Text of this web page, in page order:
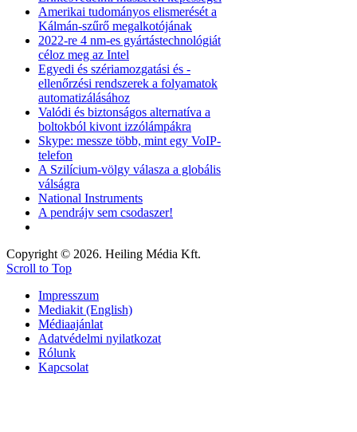
Amerikai tudományos elismerését a
Kálmán-szűrő megalkotójának
2022-re 4 nm-es gyártástechnológiát
céloz meg az Intel
Egyedi és szériamozgatási és -
ellenőrzési rendszerek a folyamatok
automatizálásához
Valódi és biztonságos alternatíva a
boltokból kivont izzólámpákra
Skype: messze több, mint egy VoIP-
telefon
A Szilícium-völgy válasza a globális
válságra
National Instruments
A pendrájv sem csodaszer!
Copyright © 2026. Heiling Média Kft.
Scroll to Top
Impresszum
Mediakit (English)
Médiaajánlat
Adatvédelmi nyilatkozat
Rólunk
Kapcsolat